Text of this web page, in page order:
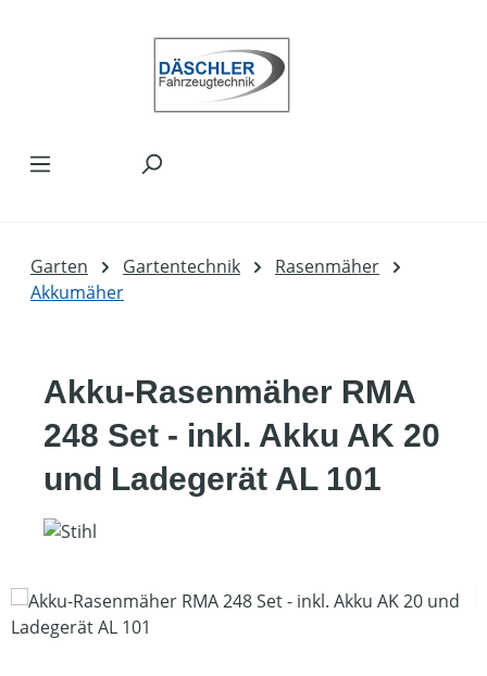
Garten Gartentechnik
Rasenmäher
Akkumäher
Akku-Rasenmäher RMA
248 Set - inkl. Akku AK 20
und Ladegerät AL 101
Bildergalerie überspringen